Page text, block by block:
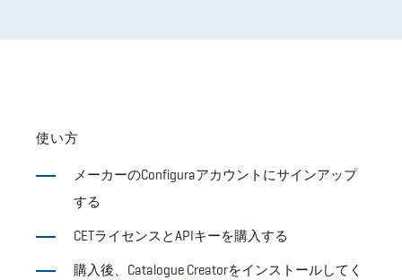
使い方
メーカーのConfiguraアカウントにサインアップ
する
CETライセンスとAPIキーを購入する
購入後、Catalogue Creatorをインストールしてく